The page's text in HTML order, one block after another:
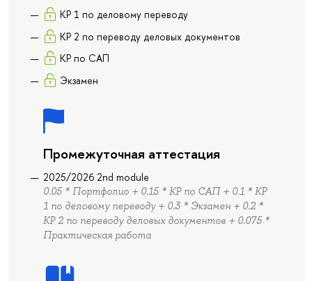
КР 1 по деловому переводу
КР 2 по переводу деловых документов
КР по САП
Экзамен
Промежуточная аттестация
2025/2026 2nd module
0.05 * Портфолио + 0.15 * КР по САП + 0.1 * КР
1 по деловому переводу + 0.3 * Экзамен + 0.2 *
КР 2 по переводу деловых документов + 0.075 *
Практическая работа